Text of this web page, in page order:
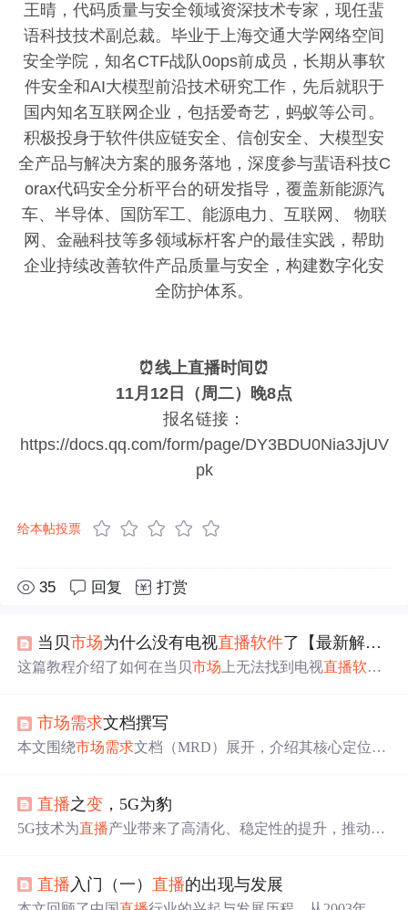
王晴，代码质量与安全领域资深技术专家，现任蜚
语科技技术副总裁。毕业于上海交通大学网络空间
安全学院，知名CTF战队0ops前成员，长期从事软
件安全和AI大模型前沿技术研究工作，先后就职于
国内知名互联网企业，包括爱奇艺，蚂蚁等公司。
积极投身于软件供应链安全、信创安全、大模型安
全产品与解决方案的服务落地，深度参与蜚语科技C
orax代码安全分析平台的研发指导，覆盖新能源汽
车、半导体、国防军工、能源电力、互联网、 物联
网、金融科技等多领域标杆客户的最佳实践，帮助
企业持续改善软件产品质量与安全，构建数字化安
全防护体系。
⏰线上直播时间⏰
11月12日（周二）晚8点
报名链接：
https://docs.qq.com/form/page/DY3BDU0Nia3JjUV
pk
给本帖投票
35 回复 打赏
当贝市场为什么没有电视直播软件了【最新解决方法】
这篇教程介绍了如何在当贝市场 上无法找到电视直播软件
装包，然后利用当贝市场
蚂蚁市场apk文件，用U盘在小米盒子上安装。安装过程中
市场需求文档撰写
本文围绕市场需求文档（MRD）展开，介绍其核心定位与
了撰写流程与技巧，如需求
时给出常见问题应对策略及优秀案例参考。
直播之变 ，5G为豹
5G技术为直播产业带来了高清化、稳定性的提升，推动了
来，5G将进一步升级
直播软硬件，催生新的商业模式，拓
展运营商价值边界，助力直播经济多元化发展。
直播 入门（一） 直播的出现与发展